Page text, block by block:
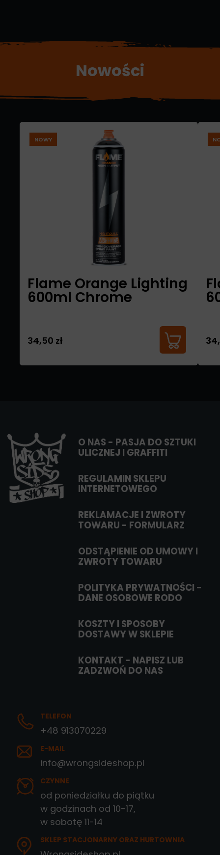
Nowości
Flame Orange Lighting
600ml Chrome
34,50 zł
NOWY
O NAS - PASJA DO SZTUKI
ULICZNEJ I GRAFFITI
REGULAMIN SKLEPU
INTERNETOWEGO
REKLAMACJE I ZWROTY
TOWARU - FORMULARZ
ODSTĄPIENIE OD UMOWY I
ZWROTY TOWARU
POLITYKA PRYWATNOŚCI -
DANE OSOBOWE RODO
KOSZTY I SPOSOBY
DOSTAWY W SKLEPIE
KONTAKT - NAPISZ LUB
ZADZWOŃ DO NAS
TELEFON
+48 913070229
E-MAIL
info@wrongsideshop.pl
CZYNNE
od poniedziałku do piątku
w godzinach od 10-17,
w sobotę 11-14
SKLEP STACJONARNY ORAZ HURTOWNIA